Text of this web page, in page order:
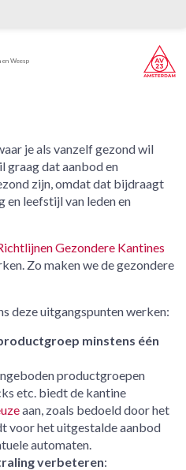
en Weesp
je als vanzelf gezond wil
graag dat aanbod en
zijn, omdat dat bijdraagt
en leefstijl van leden en
Gezondere Kantines
Zo maken we de gezondere
deze uitgangspunten werken:
minstens één
productgroepen
etc. biedt de kantine
aan, zoals bedoeld door het
voor het uitgestalde aanbod
automaten.
verbeteren: